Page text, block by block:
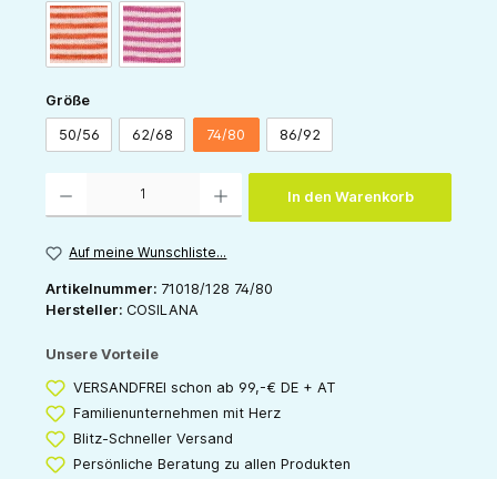
orange-naturpink-natur
Größeauswählen
50/56 62/68 74/80 86/92
In den Warenkorb
Auf meine Wunschliste...
Artikelnummer: 71018/128 74/80
Hersteller: COSILANA
Unsere Vorteile
VERSANDFREI schon ab 99,-€ DE + AT
Familienunternehmen mit Herz
Blitz-Schneller Versand
Persönliche Beratung zu allen Produkten